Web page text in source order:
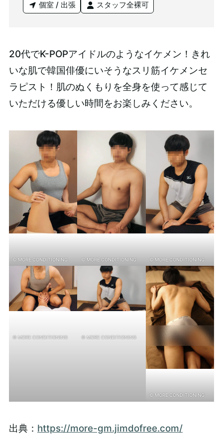
個室 / 出張 スタッフ全裸可
20代でK-POPアイドルのようなイケメン！きれ
いな肌で韓国俳優にいそうなスリ筋イケメンセ
ラピスト！肌のぬくもりを全身を使って感じて
いただける優しい時間をお楽しみください。
© MORE CONDITIONING © MORE CONDITIONING © MORE CONDITIONING
© MORE CONDITIONING © MORE CONDITIONING
© MORE CONDITIONING
出典： https://more-gm.jimdofree.com/